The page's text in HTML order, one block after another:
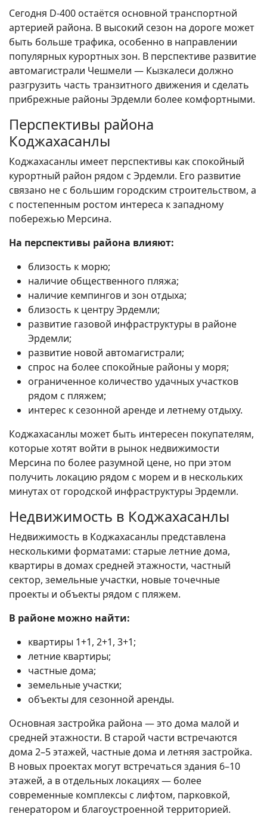
Сегодня D-400 остаётся основной транспортной
артерией района. В высокий сезон на дороге может
быть больше трафика, особенно в направлении
популярных курортных зон. В перспективе развитие
автомагистрали Чешмели — Кызкалеси должно
разгрузить часть транзитного движения и сделать
прибрежные районы Эрдемли более комфортными.
Перспективы района
Коджахасанлы
Коджахасанлы имеет перспективы как спокойный
курортный район рядом с Эрдемли. Его развитие
связано не с большим городским строительством, а
с постепенным ростом интереса к западному
побережью Мерсина.
На перспективы района влияют:
близость к морю;
наличие общественного пляжа;
наличие кемпингов и зон отдыха;
близость к центру Эрдемли;
развитие газовой инфраструктуры в районе
Эрдемли;
развитие новой автомагистрали;
спрос на более спокойные районы у моря;
ограниченное количество удачных участков
рядом с пляжем;
интерес к сезонной аренде и летнему отдыху.
Коджахасанлы может быть интересен покупателям,
которые хотят войти в рынок недвижимости
Мерсина по более разумной цене, но при этом
получить локацию рядом с морем и в нескольких
минутах от городской инфраструктуры Эрдемли.
Недвижимость в Коджахасанлы
Недвижимость в Коджахасанлы представлена
несколькими форматами: старые летние дома,
квартиры в домах средней этажности, частный
сектор, земельные участки, новые точечные
проекты и объекты рядом с пляжем.
В районе можно найти:
квартиры 1+1, 2+1, 3+1;
летние квартиры;
частные дома;
земельные участки;
объекты для сезонной аренды.
Основная застройка района — это дома малой и
средней этажности. В старой части встречаются
дома 2–5 этажей, частные дома и летняя застройка.
В новых проектах могут встречаться здания 6–10
этажей, а в отдельных локациях — более
современные комплексы с лифтом, парковкой,
генератором и благоустроенной территорией.